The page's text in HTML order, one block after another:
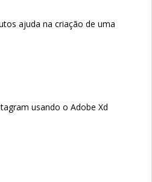
ajuda na criação de uma
usando o Adobe Xd